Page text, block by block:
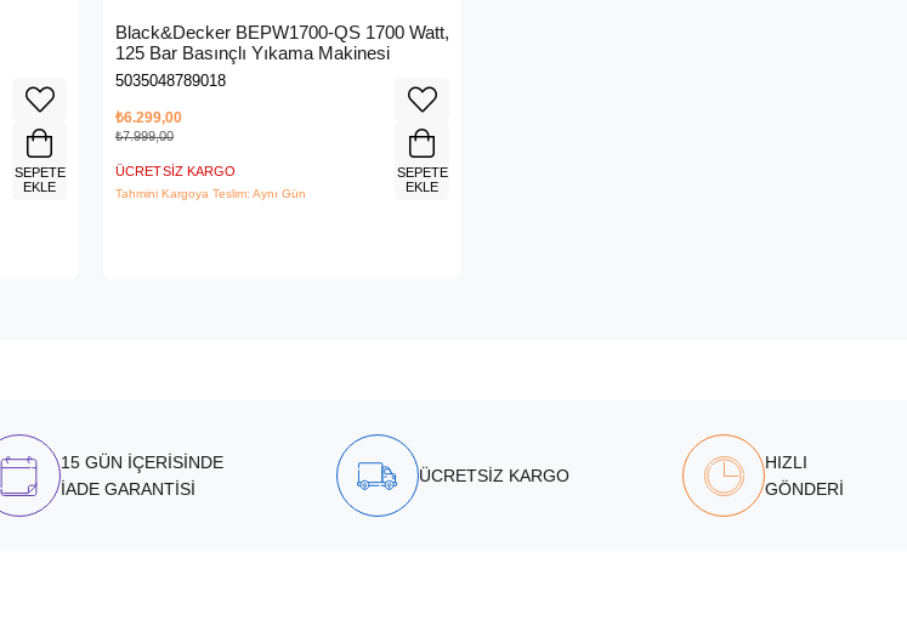
SEPETE
EKLE
Black&Decker BEPW1700-QS 1700 Watt,
125 Bar Basınçlı Yıkama Makinesi
5035048789018
₺6.299,00
₺7.999,00
ÜCRETSIZ KARGO
Tahmini Kargoya Teslim: Aynı Gün
SEPETE
EKLE
15 GÜN İÇERİSİNDE
İADE GARANTİSİ
ÜCRETSİZ KARGO
HIZLI
GÖNDERİ